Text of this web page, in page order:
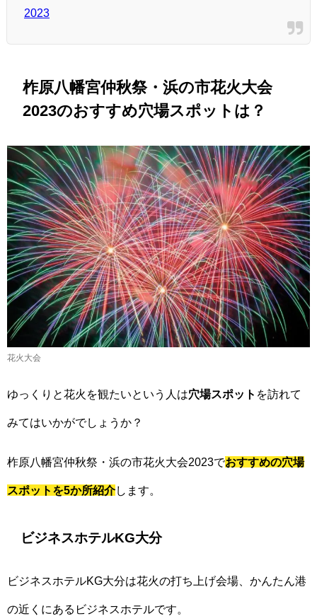
2023
柞原八幡宮仲秋祭・浜の市花火大会
2023のおすすめ穴場スポットは？
花火大会
ゆっくりと花火を観たいという人は穴場スポット を訪れて
みてはいかがでしょうか？
柞原八幡宮仲秋祭・浜の市花火大会2023でおすすめの穴場
スポットを5か所紹介します。
ビジネスホテルKG大分
ビジネスホテルKG大分は花火の打ち上げ会場、かんたん港
の近くにあるビジネスホテルです。